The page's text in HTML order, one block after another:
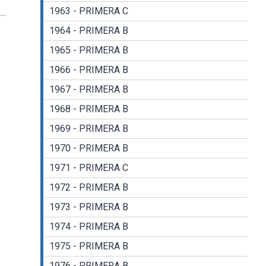
1963 - PRIMERA C
1964 - PRIMERA B
1965 - PRIMERA B
1966 - PRIMERA B
1967 - PRIMERA B
1968 - PRIMERA B
1969 - PRIMERA B
1970 - PRIMERA B
1971 - PRIMERA C
1972 - PRIMERA B
1973 - PRIMERA B
1974 - PRIMERA B
1975 - PRIMERA B